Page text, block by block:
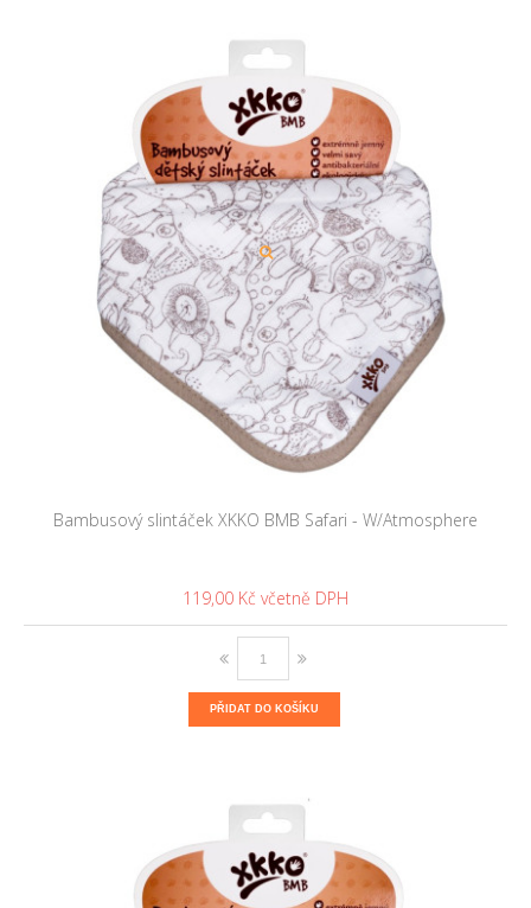
Bambusový slintáček XKKO BMB Safari - W/Atmosphere
119,00 Kč
PŘIDAT DO KOŠÍKU